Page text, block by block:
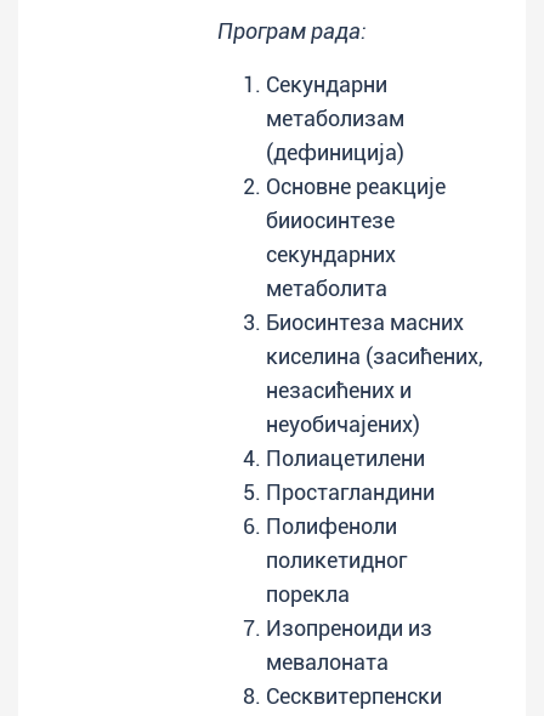
Програм рада:
Секундарни
метаболизам
(дефиниција)
Основне реакције
бииосинтезе
секундарних
метаболита
Биосинтеза масних
киселина (засићених,
незасићених и
неуобичајених)
Полиацетилени
Простагландини
Полифеноли
поликетидног
порекла
Изопреноиди из
мевалоната
Сесквитерпенски